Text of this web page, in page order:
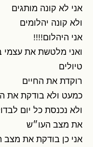
אני לא קונה מותגים
ולא קונה יהלומים
אני היהלום!!!!
ואני מלטשת את עצמי
טיולים
רוקדת את החיים
כמעט ולא בודקת את
ולא נכנסת כל יום
את מצב העו״ש
אני כן בודקת את מצב